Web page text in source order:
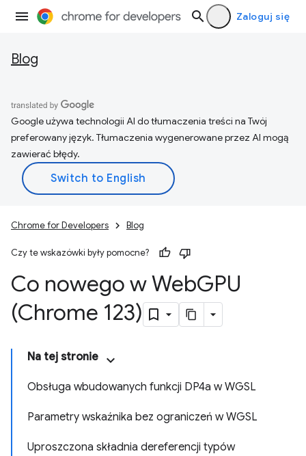
Zaloguj się
Blog
Google używa technologii AI do tłumaczenia treści na Twój
preferowany język. Tłumaczenia wygenerowane przez AI mogą
zawierać błędy.
Chrome for Developers Blog
Czy te wskazówki były pomocne?
Co nowego w WebGPU
(Chrome 123)
Na tej stronie
Obsługa wbudowanych funkcji DP4a w WGSL
Parametry wskaźnika bez ograniczeń w WGSL
Uproszczona składnia dereferencji typów